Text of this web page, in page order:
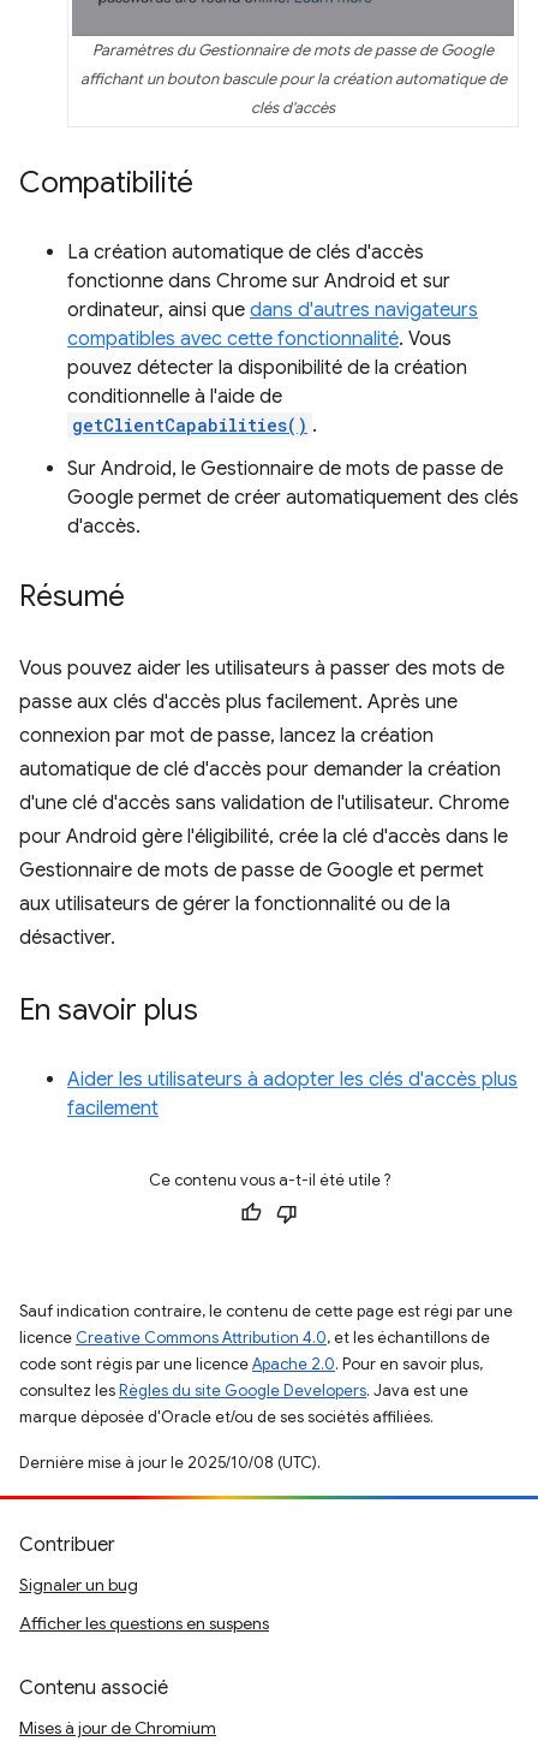
Paramètres du Gestionnaire de mots de passe de Google
affichant un bouton bascule pour la création automatique de
clés d'accès
Compatibilité
La création automatique de clés d'accès
fonctionne dans Chrome sur Android et sur
ordinateur, ainsi que dans d'autres navigateurs
compatibles avec cette fonctionnalité. Vous
pouvez détecter la disponibilité de la création
conditionnelle à l'aide de
getClientCapabilities() .
Sur Android, le Gestionnaire de mots de passe de
Google permet de créer automatiquement des clés
d'accès.
Résumé
Vous pouvez aider les utilisateurs à passer des mots de
passe aux clés d'accès plus facilement. Après une
connexion par mot de passe, lancez la création
automatique de clé d'accès pour demander la création
d'une clé d'accès sans validation de l'utilisateur. Chrome
pour Android gère l'éligibilité, crée la clé d'accès dans le
Gestionnaire de mots de passe de Google et permet
aux utilisateurs de gérer la fonctionnalité ou de la
désactiver.
En savoir plus
Aider les utilisateurs à adopter les clés d'accès plus
facilement
Ce contenu vous a-t-il été utile ?
Sauf indication contraire, le contenu de cette page est régi par une
licence Creative Commons Attribution 4.0, et les échantillons de
code sont régis par une licenceApache 2.0. Pour en savoir plus,
consultez lesRègles du site Google Developers. Java est une
marque déposée d'Oracle et/ou de ses sociétés affiliées.
Dernière mise à jour le 2025/10/08 (UTC).
Contribuer
Signaler un bug
Afficher les questions en suspens
Contenu associé
Mises à jour de Chromium